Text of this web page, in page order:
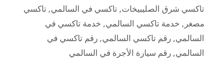
تاكسي شرق الصليبيخات, تاكسي في السالمي, تاكسي
مصغر , خدمة تاكسي السالمي, خدمة تاكسي في
السالمي, رقم تاكسي السالمي, رقم تاكسي في
السالمي, رقم سيارة الأجرة في السالمي